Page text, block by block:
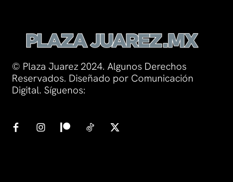
© Plaza Juarez 2024. Algunos Derechos
Reservados. Diseñado por Comunicación
Digital. Síguenos: